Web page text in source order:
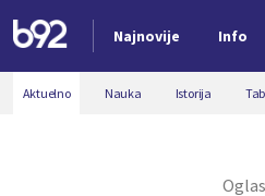
Najnovije Info
Nova vest
Aktuelno Nauka Istorija